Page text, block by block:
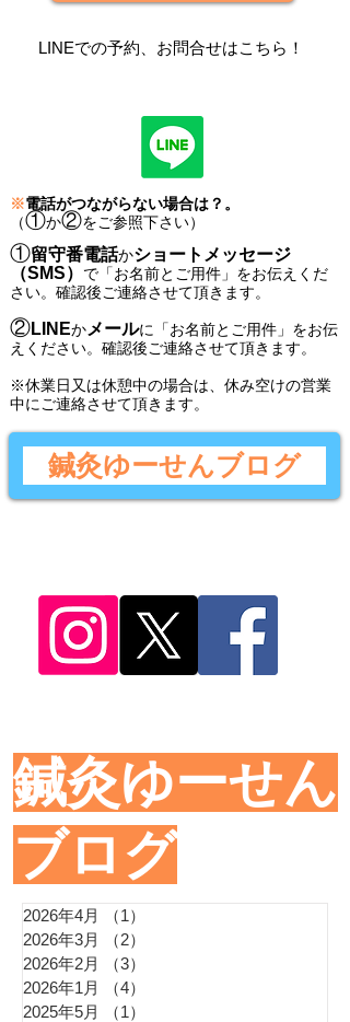
LINEでの予約、お問合せはこちら ！
※電話がつながらない場合は？。
（①か②をご参照下さい）
①留守番電話かショートメッセージ
（SMS） で 「お名前とご用件 」 をお伝えくだ
さい。 確認後ご連絡させて頂きます。
②LINEかメールに 「お名前とご用件 」 をお伝
えください。 確認後ご連絡させて頂きます。
​※休業日又は休憩中の場合は、休み空けの営業
中にご連絡させて頂きます。
鍼灸ゆーせんブログ
​鍼灸ゆーせん
ブログ
2026年4月 （1）
2026年3月
（2）
2026年2月
（3）
2026年1月
（4）
2025年5月
（1）